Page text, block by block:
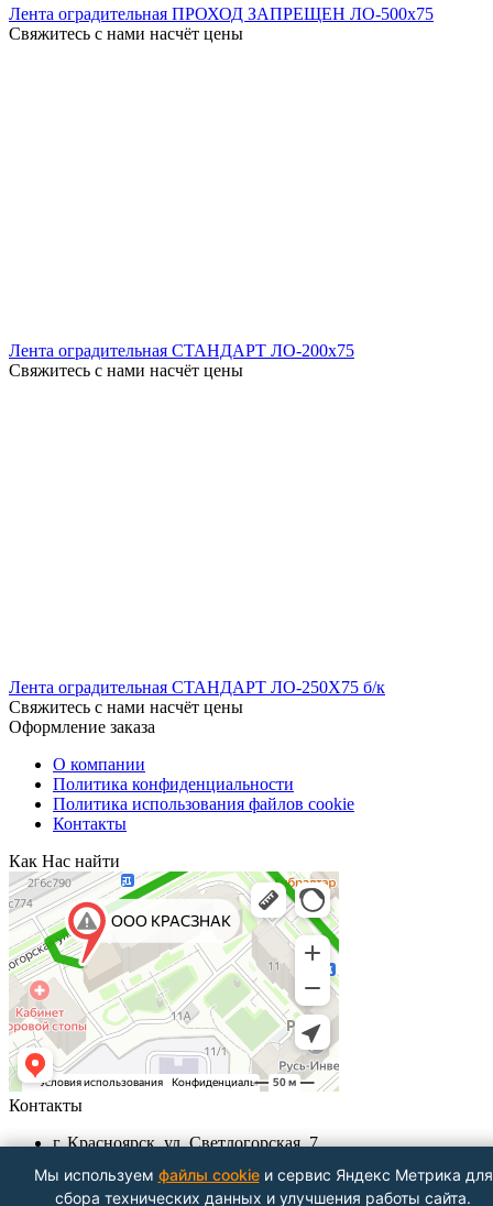
Лента оградительная ПРОХОД ЗАПРЕЩЕН ЛО-500x75
Свяжитесь с нами насчёт цены
Лента оградительная СТАНДАРТ ЛО-200x75
Свяжитесь с нами насчёт цены
Лента оградительная СТАНДАРТ ЛО-250X75 б/к
Свяжитесь с нами насчёт цены
Оформление заказа
О компании
Политика конфиденциальности
Политика использования файлов cookie
Контакты
Как Нас найти
Контакты
г. Красноярск, ул. Светлогорская, 7
Пн-Пт с 9.00 - до 18.00
info@krasznak24.ru
Мы используем файлы cookieи сервис Яндекс Метрика для
сбора технических данных и улучшения работы сайта.